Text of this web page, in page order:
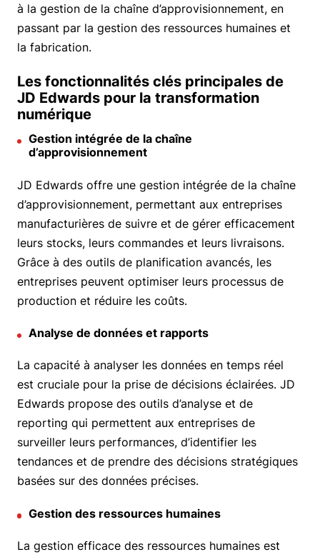
à la gestion de la chaîne d’approvisionnement, en
passant par la gestion des ressources humaines et
la fabrication.
Les fonctionnalités clés principales de
JD Edwards pour la transformation
numérique
Gestion intégrée de la chaîne
d’approvisionnement
JD Edwards offre une gestion intégrée de la chaîne
d’approvisionnement, permettant aux entreprises
manufacturières de suivre et de gérer efficacement
leurs stocks, leurs commandes et leurs livraisons.
Grâce à des outils de planification avancés, les
entreprises peuvent optimiser leurs processus de
production et réduire les coûts.
Analyse de données et rapports
La capacité à analyser les données en temps réel
est cruciale pour la prise de décisions éclairées. JD
Edwards propose des outils d’analyse et de
reporting qui permettent aux entreprises de
surveiller leurs performances, d’identifier les
tendances et de prendre des décisions stratégiques
basées sur des données précises.
Gestion des ressources humaines
La gestion efficace des ressources humaines est